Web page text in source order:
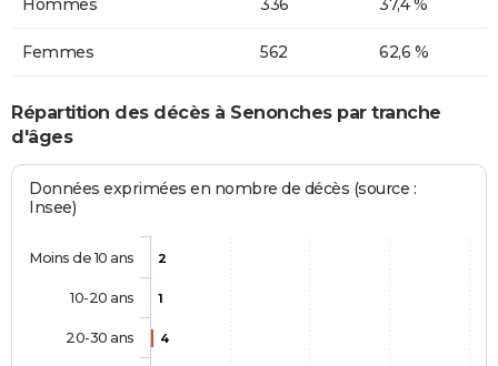
Hommes 336 37,4 %
Femmes 562 62,6 %
Répartition des décès à Senonches par tranche
d'âges
Données exprimées en nombre de décès (source :
Insee)
2
1
4
Moins de 10 ans
10-20 ans
20-30 ans